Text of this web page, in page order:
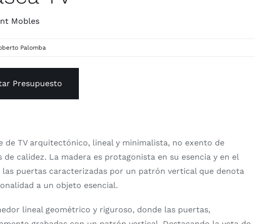
Mobles
Palomba
Presupuesto
de TV arquitectónico, lineal y minimalista, no exento de
de calidez. La madera es protagonista en su esencia y en el
las puertas caracterizadas por un patrón vertical que denota
a un objeto esencial.
lineal geométrico y riguroso, donde las puertas,